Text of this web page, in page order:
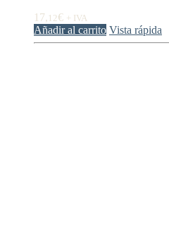
17, 12€ + IVA
Añadir al carrito Vista rápida